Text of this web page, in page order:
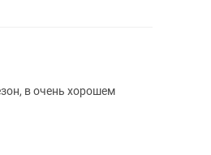
в очень хорошем